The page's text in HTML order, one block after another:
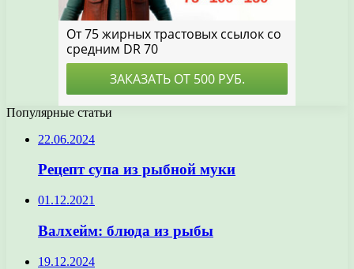
Популярные статьи
22.06.2024
Рецепт супа из рыбной муки
01.12.2021
Валхейм: блюда из рыбы
19.12.2024